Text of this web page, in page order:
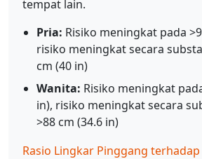
tempat lain.
Pria: Risiko meningkat pada
risiko meningkat secara
cm (40 in)
Wanita: Risiko meningkat
in), risiko meningkat secara
>88 cm (34.6 in)
Rasio Lingkar Pinggang